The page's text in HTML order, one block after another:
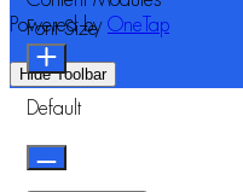
Powered by OneTap
Hide Toolbar
Font Size
Default